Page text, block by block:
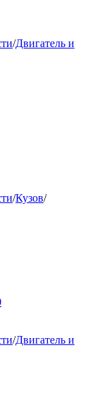
/Двигатель и
/Кузов/
/Двигатель и